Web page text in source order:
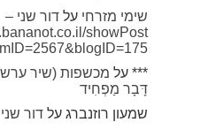
שימי מזרחי על דור שני –
showPost
*** על מכשפות (שיר
דָּבָר מַפְחִיד
שמעון רוזנברג על דור שני